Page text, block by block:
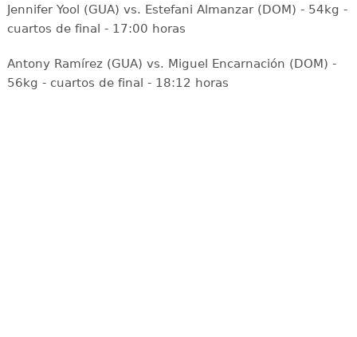
Jennifer Yool (GUA) vs. Estefani Almanzar (DOM) - 54kg -
cuartos de final - 17:00 horas
Antony Ramírez (GUA) vs. Miguel Encarnación (DOM) -
56kg - cuartos de final - 18:12 horas